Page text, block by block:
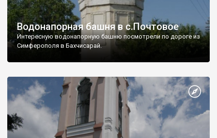
Водонапорная башня в с.Почтовое
Интересную водонапорную башню посмотрели по дороге из
Симферополя в Бахчисарай.